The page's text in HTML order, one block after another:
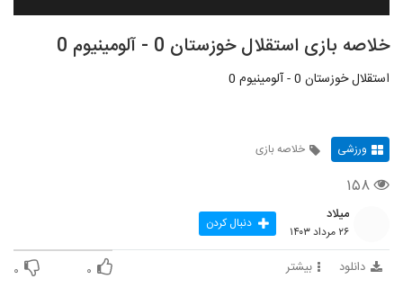
خلاصه بازی استقلال خوزستان 0 - آلومینیوم 0
استقلال خوزستان 0 - آلومینیوم 0
ورزشی خلاصه بازی
۱۵۸
میلاد
۲۶ مرداد ۱۴۰۳ دنبال کردن
دانلود بیشتر ۰ ۰